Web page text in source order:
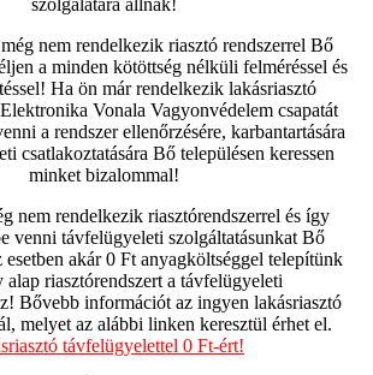
szolgálatára állnak!
nem rendelkezik riasztó rendszerrel Bő
a minden kötöttség nélküli felméréssel és
Ha ön már rendelkezik lakásriasztó
Vonala Vagyonvédelem csapatát
a rendszer ellenőrzésére, karbantartására
csatlakoztatására Bő településen keressen
minket bizalommal!
nem rendelkezik riasztórendszerrel és így
venni távfelügyeleti szolgáltatásunkat Bő
esetben akár 0 Ft anyagköltséggel telepítünk
alap riasztórendszert a távfelügyeleti
Bővebb információt az ingyen lakásriasztó
melyet az alábbi linken keresztül érhet el.
távfelügyelettel 0 Ft-ért!